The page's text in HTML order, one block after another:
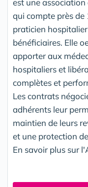
est une
qui compte près
praticien
bénéficiaires. Elle
apporter aux
hospitaliers et
complètes et
Les contrats
adhérents leur
maintien de leurs
et une protection
En savoir plus sur